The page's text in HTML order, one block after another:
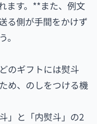
ます。**また、例文
る側が手間をかけず
。
のギフトには熨斗
め、のしをつける機
」と「内熨斗」の2